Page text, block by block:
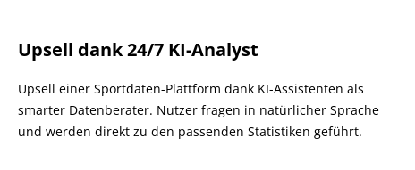
Upsell dank 24/7 KI-Analyst
Upsell einer Sportdaten-Plattform dank KI-Assistenten als
smarter Datenberater. Nutzer fragen in natürlicher Sprache
und werden direkt zu den passenden Statistiken geführt.